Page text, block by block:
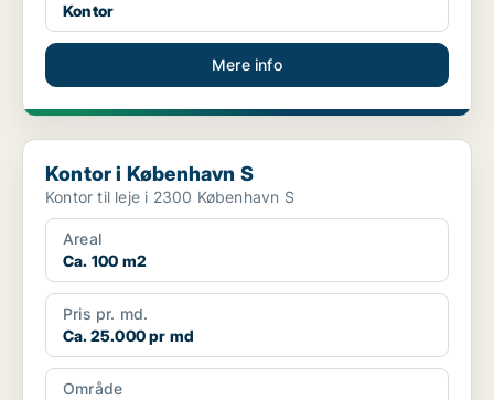
Kontor
Mere info
Kontor i København S
Kontor i København S
Kontor til leje i 2300 København S
Areal
Ca. 100 m2
Pris pr. md.
Ca. 25.000 pr md
Område